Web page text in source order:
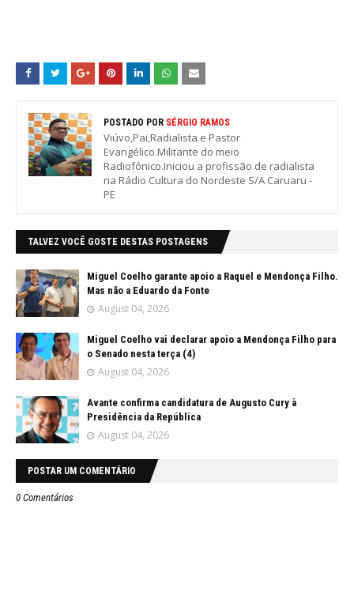
POSTADO POR SÉRGIO RAMOS
Viúvo,Pai,Radialista e Pastor
Evangélico.Militante do meio
Radiofônico.Iniciou a profissão de radialista
na Rádio Cultura do Nordeste S/A Caruaru -
PE
TALVEZ VOCÊ GOSTE DESTAS POSTAGENS
Miguel Coelho garante apoio a Raquel e Mendonça Filho.
Mas não a Eduardo da Fonte
August 04, 2026
Miguel Coelho vai declarar apoio a Mendonça Filho para
o Senado nesta terça (4)
August 04, 2026
Avante confirma candidatura de Augusto Cury à
Presidência da República
August 04, 2026
POSTAR UM COMENTÁRIO
0 Comentários